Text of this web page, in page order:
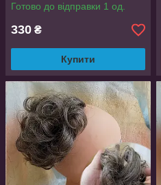
Готово до відправки 1 од.
330 ₴
Купити